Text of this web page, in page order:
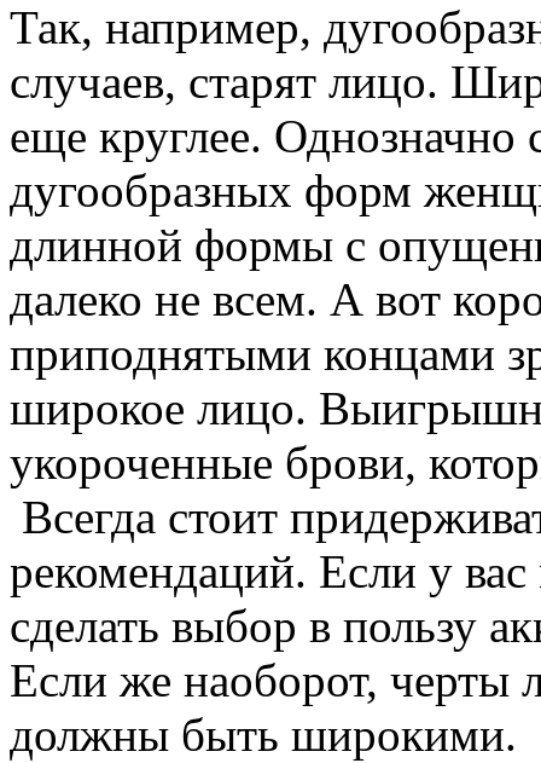
Так, например,
случаев, старят лицо.
еще круглее. Однозначно
дугообразных форм
длинной формы с
далеко не всем. А вот
приподнятыми концами
широкое лицо.
укороченные брови,
Всегда стоит
рекомендаций. Если у
сделать выбор в пользу
Если же наоборот, черты
должны быть широкими.